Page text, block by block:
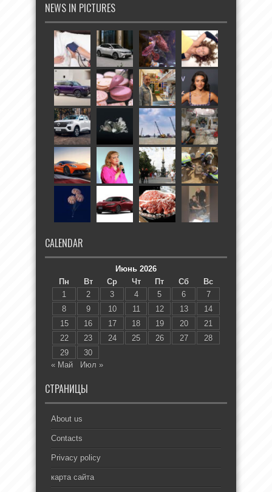
NEWS IN PICTURES
CALENDAR
Июнь 2026
Пн
Вт Ср Чт Пт Сб
Вс
1
2 3 4 5 6
7
8
9 10 11 12 13
14
15
16 17 18 19 20
21
22
23 24 25 26 27
28
29
30
« Май
Июл »
СТРАНИЦЫ
About us
Contacts
Privacy policy
карта сайта